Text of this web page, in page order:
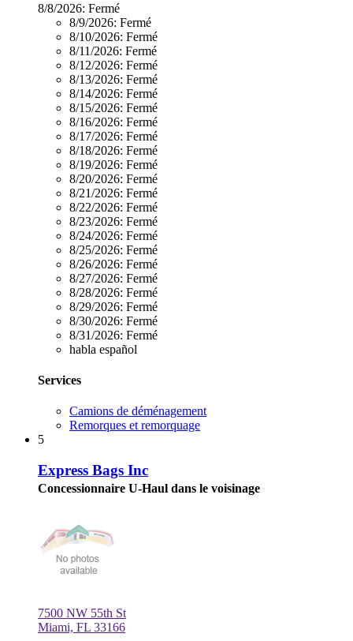
8/8/2026: Fermé
8/9/2026: Fermé
8/10/2026: Fermé
8/11/2026: Fermé
8/12/2026: Fermé
8/13/2026: Fermé
8/14/2026: Fermé
8/15/2026: Fermé
8/16/2026: Fermé
8/17/2026: Fermé
8/18/2026: Fermé
8/19/2026: Fermé
8/20/2026: Fermé
8/21/2026: Fermé
8/22/2026: Fermé
8/23/2026: Fermé
8/24/2026: Fermé
8/25/2026: Fermé
8/26/2026: Fermé
8/27/2026: Fermé
8/28/2026: Fermé
8/29/2026: Fermé
8/30/2026: Fermé
8/31/2026: Fermé
habla español
Services
Camions de déménagement
Remorques et remorquage
5
Express Bags Inc
Concessionnaire U-Haul dans le voisinage
7500 NW 55th St
Miami, FL 33166